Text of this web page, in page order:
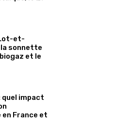
et-
sonnette
et le
quel impact
France et